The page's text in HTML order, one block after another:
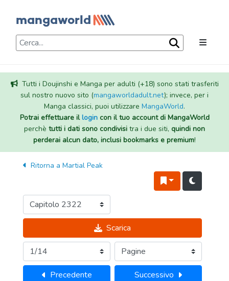
Tutti i Doujinshi e Manga per adulti (+18) sono stati trasferiti
sul nostro nuovo sito (mangaworldadult.net); invece, per i
Manga classici, puoi utilizzare MangaWorld.
Potrai effettuare illogincon il tuo account di MangaWorld
perchè tutti i dati sono condivisi tra i due siti, quindi non
perderai alcun dato, inclusi bookmarks e premium!
Ritorna a Martial Peak
Scarica
Precedente Successivo